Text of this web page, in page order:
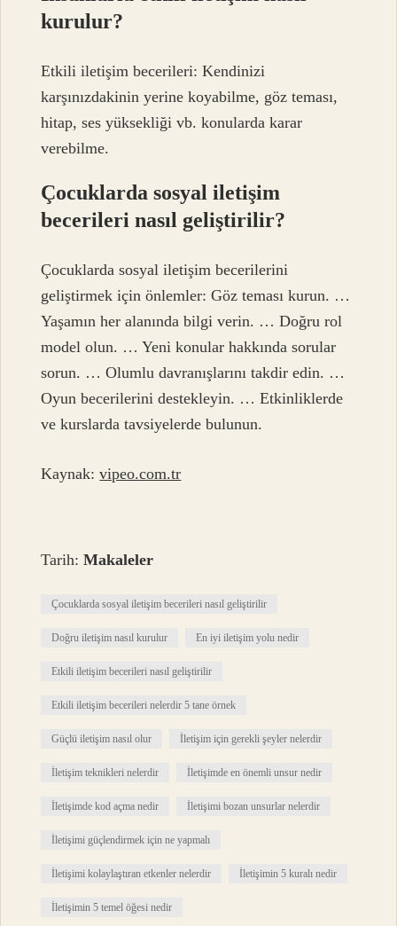
kurulur?
Etkili iletişim becerileri: Kendinizi
karşınızdakinin yerine koyabilme, göz teması,
hitap, ses yüksekliği vb. konularda karar
verebilme.
Çocuklarda sosyal iletişim
becerileri nasıl geliştirilir?
Çocuklarda sosyal iletişim becerilerini
geliştirmek için önlemler: Göz teması kurun. …
Yaşamın her alanında bilgi verin. … Doğru rol
model olun. … Yeni konular hakkında sorular
sorun. … Olumlu davranışlarını takdir edin. …
Oyun becerilerini destekleyin. … Etkinliklerde
ve kurslarda tavsiyelerde bulunun.
Kaynak:vipeo.com.tr
Tarih:Makaleler
Çocuklarda sosyal iletişim becerileri nasıl geliştirilir
Doğru iletişim nasıl kurulur En iyi iletişim yolu nedir
Etkili iletişim becerileri nasıl geliştirilir
Etkili iletişim becerileri nelerdir 5 tane örnek
Güçlü iletişim nasıl olur İletişim için gerekli şeyler nelerdir
İletişim teknikleri nelerdir İletişimde en önemli unsur nedir
İletişimde kod açma nedir İletişimi bozan unsurlar nelerdir
İletişimi güçlendirmek için ne yapmalı
İletişimi kolaylaştıran etkenler nelerdir İletişimin 5 kuralı nedir
İletişimin 5 temel öğesi nedir